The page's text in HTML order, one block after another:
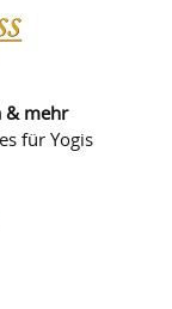
& mehr
für Yogis